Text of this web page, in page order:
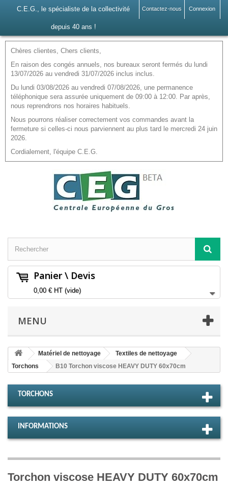
Connexion
Contactez-nous
C.E.G., le spécialiste de la collectivité
depuis 40 ans !
Chères clientes, Chers clients,
En raison des congés annuels, nos bureaux seront fermés du lundi
13/07/2026 au vendredi 31/07/2026 inclus inclus.
Du lundi 03/08/2026 au vendredi 07/08/2026, une permanence
téléphonique sera assurée uniquement de 09:00 à 12:00. Par après,
nous reprendrons nos horaires habituels.
Nous pourrons réaliser correctement vos commandes avant la
fermeture si celles-ci nous parviennent au plus tard le mercredi 24 juin
2026.
Cordialement, l'équipe C.E.G.
Panier \ Devis
0,00 €HT (vide)
MENU
Matériel de nettoyage
Textiles de nettoyage
Torchons
B10 Torchon viscose HEAVY DUTY 60x70cm
TORCHONS
INFORMATIONS
Torchon viscose HEAVY DUTY 60x70cm